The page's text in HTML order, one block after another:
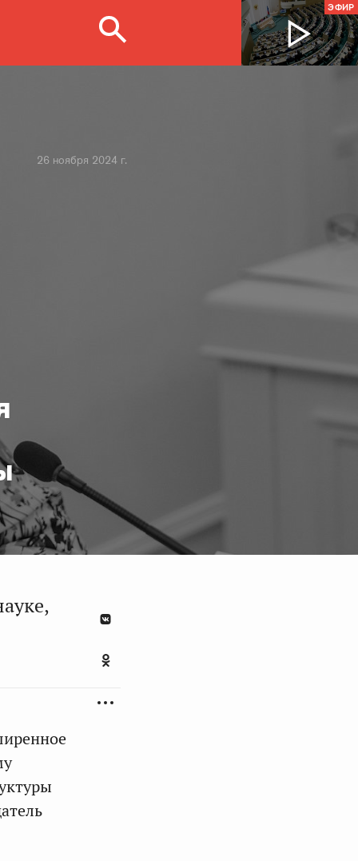
ЭФИР
26 ноября 2024 г.